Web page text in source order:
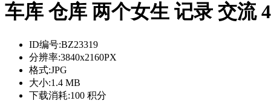
车库 仓库 两个女生 记录 交流
ID编号:BZ23319
分辨率:3840x2160PX
格式:JPG
大小:1.4 MB
下载消耗:100 积分